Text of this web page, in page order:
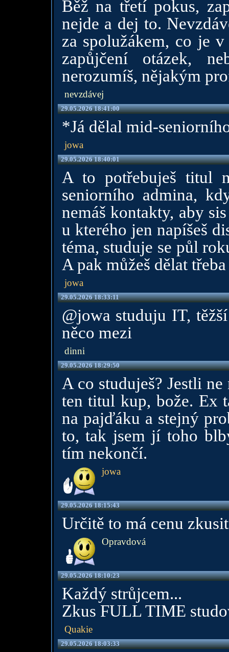
Běž na třetí pokus,
nejde a dej to.
za spolužákem, co je
zapůjčení otázek,
nerozumíš, nějakým
nevzdávej
29.05.2026 18:41:00
*Já dělal mid-
jowa
29.05.2026 18:40:01
A to potřebuješ titul
seniorního admina,
nemáš kontakty, aby
u kterého jen napíšeš
téma, studuje se půl
A pak můžeš dělat
jowa
29.05.2026 18:33:11
@jowa studuju IT,
něco mezi
dinni
29.05.2026 18:29:50
A co studuješ? Jestli
ten titul kup, bože. Ex
na pajďáku a stejný
to, tak jsem jí toho
tím nekončí.
jowa
29.05.2026 18:15:43
Určitě to má cenu zkusit
Opravdová
29.05.2026 18:10:23
Každý strůjcem...
Zkus FULL TIME
Quakie
29.05.2026 18:03:33